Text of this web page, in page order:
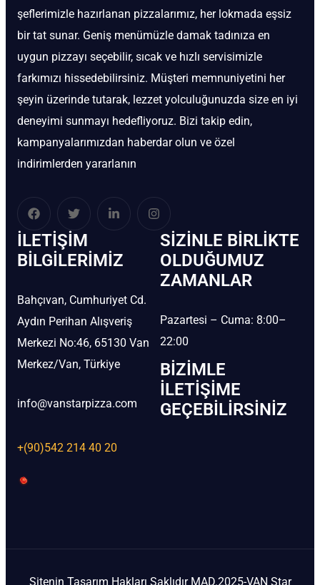
şeflerimizle hazırlanan pizzalarımız, her lokmada eşsiz
bir tat sunar. Geniş menümüzle damak tadınıza en
uygun pizzayı seçebilir, sıcak ve hızlı servisimizle
farkımızı hissedebilirsiniz. Müşteri memnuniyetini her
şeyin üzerinde tutarak, lezzet yolculuğunuzda size en iyi
deneyimi sunmayı hedefliyoruz. Bizi takip edin,
kampanyalarımızdan haberdar olun ve özel
indirimlerden yararlanın
İLETIŞIM
BİLGILERIMIZ
Bahçıvan, Cumhuriyet Cd.
Aydın Perihan Alışveriş
Merkezi No:46, 65130 Van
Merkez/Van, Türkiye
info@vanstarpizza.com
+(90)542 214 40 20
SIZINLE BIRLIKTE
OLDUĞUMUZ
ZAMANLAR
Pazartesi – Cuma: 8:00–
22:00
BIZIMLE
İLETIŞIME
GEÇEBILIRSINIZ
Sitenin Tasarım Hakları Saklıdır MAD.2025-VAN Star